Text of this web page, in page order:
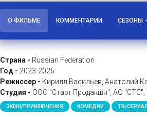
О ФИЛЬМЕ КОММЕНТАРИИ СЕЗОНЫ
Страна - Russian Federation
Год - 2023-2026
Режиссер - Кирилл Васильев, Анатолий
Студия - ООО "Старт Продакшн", АО "СТС",
ЭКШН/ПРИКЛЮЧЕНИЯ КОМЕДИИ ТВ/